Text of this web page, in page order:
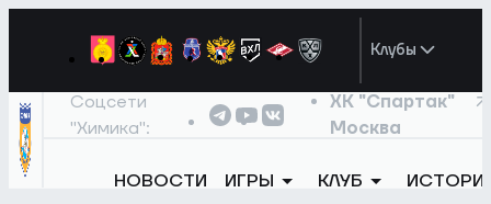
Клубы
Соцсети
"Химика":
ХК "Спартак"
Москва
НОВОСТИ ИГРЫ КЛУБ